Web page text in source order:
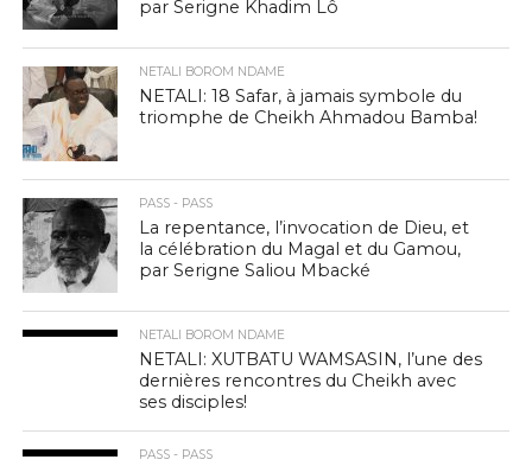
par Serigne Khadim Lô
NETALI BOROM NDAME
NETALI: 18 Safar, à jamais symbole du
triomphe de Cheikh Ahmadou Bamba!
PASS - PASS
La repentance, l’invocation de Dieu, et
la célébration du Magal et du Gamou,
par Serigne Saliou Mbacké
NETALI BOROM NDAME
NETALI: XUTBATU WAMSASIN, l’une des
dernières rencontres du Cheikh avec
ses disciples!
PASS - PASS